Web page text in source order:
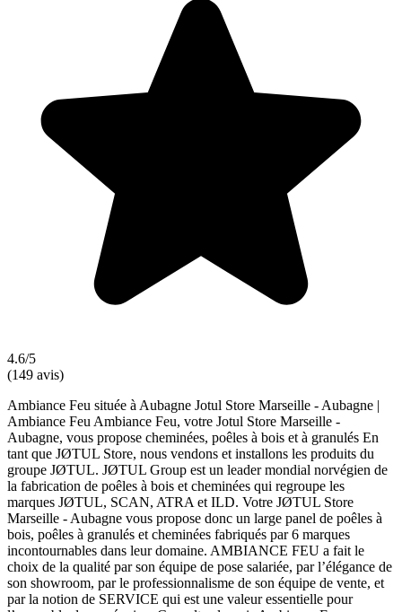
4.6/5
(149 avis)
Ambiance Feu située à Aubagne Jotul Store Marseille - Aubagne |
Ambiance Feu Ambiance Feu, votre Jotul Store Marseille -
Aubagne, vous propose cheminées, poêles à bois et à granulés En
tant que JØTUL Store, nous vendons et installons les produits du
groupe JØTUL. JØTUL Group est un leader mondial norvégien de
la fabrication de poêles à bois et cheminées qui regroupe les
marques JØTUL, SCAN, ATRA et ILD. Votre JØTUL Store
Marseille - Aubagne vous propose donc un large panel de poêles à
bois, poêles à granulés et cheminées fabriqués par 6 marques
incontournables dans leur domaine. AMBIANCE FEU a fait le
choix de la qualité par son équipe de pose salariée, par l’élégance de
son showroom, par le professionnalisme de son équipe de vente, et
par la notion de SERVICE qui est une valeur essentielle pour